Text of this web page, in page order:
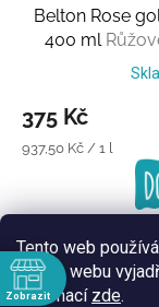
Tento web
tohoto webu
informací zde.
Belton Rose
400 ml
375 Kč
Měrná
937,50 Kč / 1 l
Zobrazit